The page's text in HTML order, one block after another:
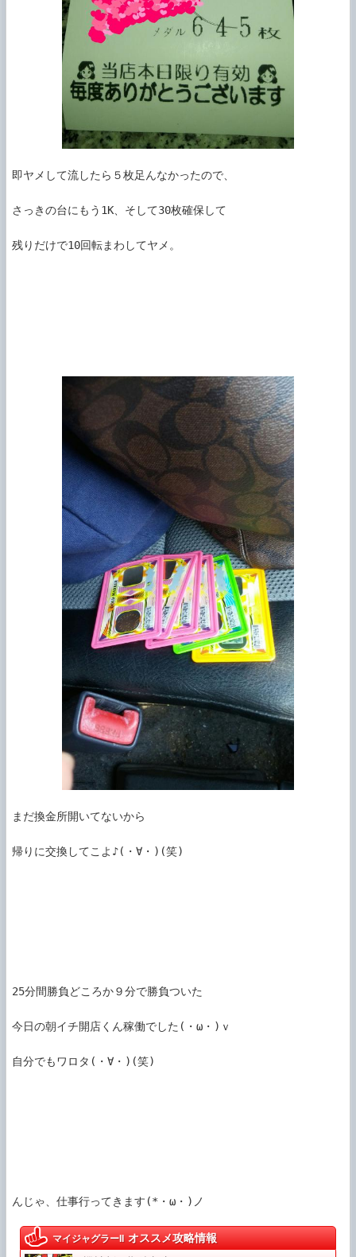
即ヤメして流したら５枚足んなかったので、
さっきの台にもう1K、そして30枚確保して
残りだけで10回転まわしてヤメ。
まだ換金所開いてないから
帰りに交換してこよ♪(・∀・)(笑)
25分間勝負どころか９分で勝負ついた
今日の朝イチ開店くん稼働でした(・ω・)ｖ
自分でもワロタ(・∀・)(笑)
マイジャグラーII オススメ攻略情報